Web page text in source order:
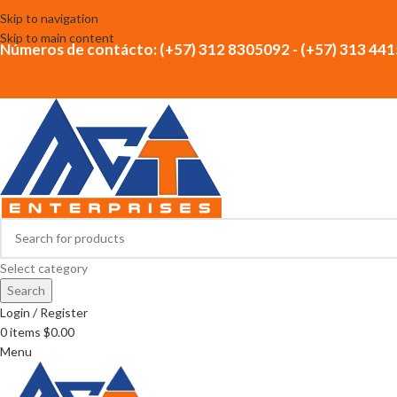
Skip to navigation
Skip to main content
Números de contácto: (+57) 312 8305092 - (+57) 313
Select category
Search
Login / Register
0items $0.00
Menu